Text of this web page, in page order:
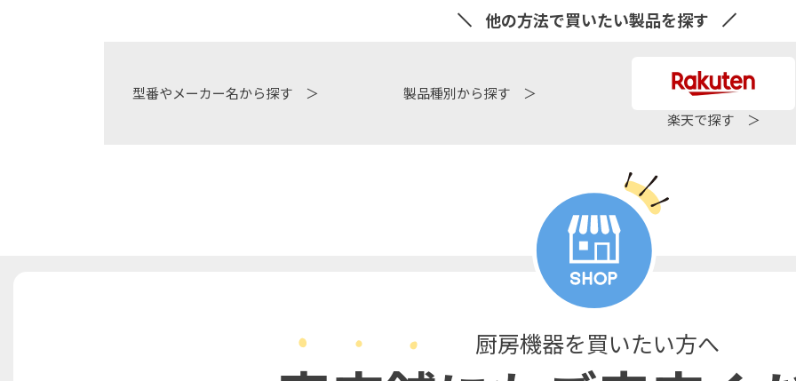
他の方法で買いたい製品を探す
型番やメーカー名から探す ＞
製品種別から探す ＞
楽天で探す ＞
厨房機器を買いたい方へ